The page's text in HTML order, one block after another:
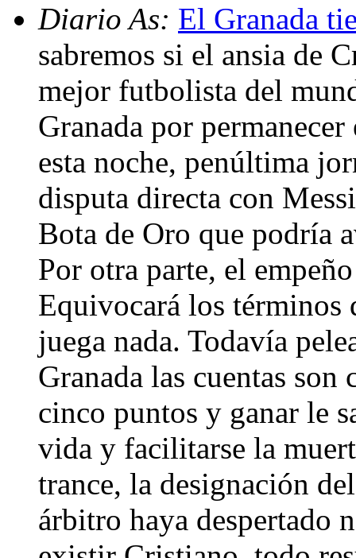
Diario As: El Granada
sabremos si el ansia de
mejor futbolista del
Granada por
esta noche, penúltima
disputa directa con
Bota de Oro que podría
Por otra parte, el
Equivocará los términos
juega nada. Todavía
Granada las cuentas son
cinco puntos y ganar le
vida y facilitarse la
trance, la designación
árbitro haya despertado